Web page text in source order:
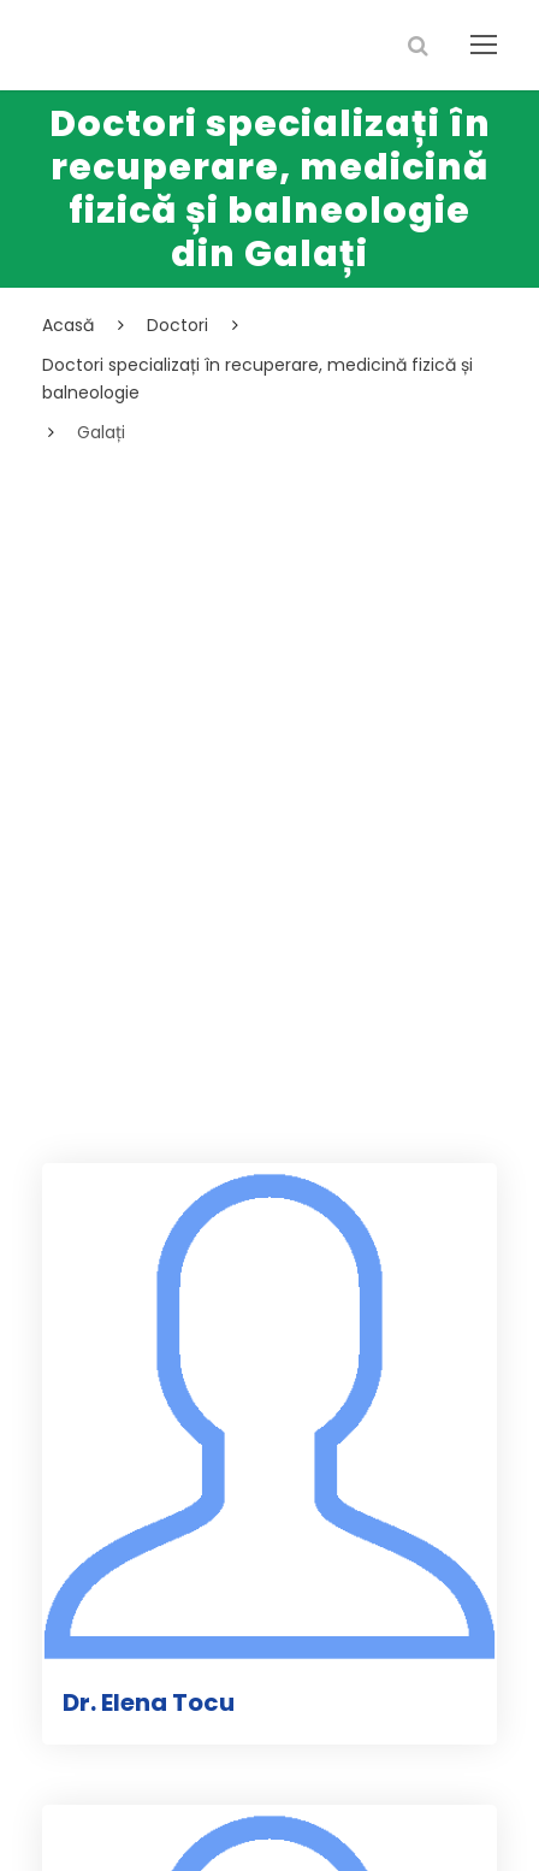
Doctori specializați în
recuperare, medicină
fizică și balneologie
din Galați
Acasă
Doctori
Doctori specializați în recuperare, medicină fizică și
balneologie
Galați
Dr. Elena Tocu